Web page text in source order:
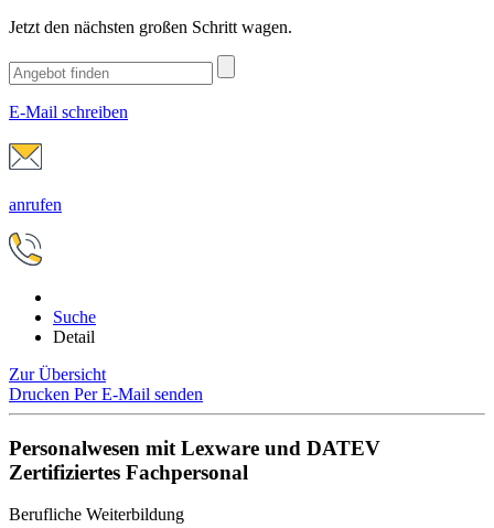
Jetzt den nächsten großen Schritt wagen.
E-Mail schreiben
anrufen
Suche
Detail
Zur Übersicht
Drucken Per E-Mail senden
Personalwesen mit Lexware und DATEV
Zertifiziertes Fachpersonal
Berufliche Weiterbildung